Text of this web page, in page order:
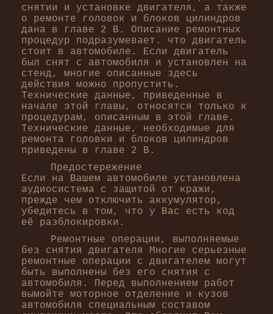
снятии и установке двигателя, а также
о ремонте головок и блоков цилиндров
дана в главе 2 В. Описание ремонтных
процедур подразумевает. что двигатель
стоит в автомобиле. Если двигатель
был снят с автомобиля и установлен на
стенд, многие описанные здесь
действия можно пропустить.
Технические данные, приведенные в
начале этой главы, относятся только к
процедурам, описанным в этой главе.
Технические данные, необходимые для
ремонта головки и блоков цилиндров
приведены в главе 2 В.
Предостережение
Если на Вашем автомобиле установлена
аудиосистема с защитой от кражи,
прежде чем отключить аккумулятор,
убедитесь в том, что у Вас есть код
её разблокировки.
Ремонтные операции, выполняемые
без снятия двигателя Многие серьезные
ремонтные операции с двигателем могут
быть выполнены без его снятия с
автомобиля. Перед выполнением работ
вымойте моторное отделение и кузов
автомобиля специальным составом